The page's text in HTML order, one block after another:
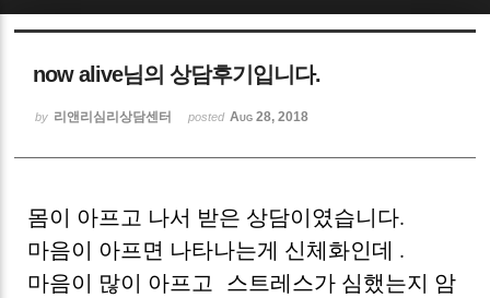
now alive님의 상담후기입니다.
by 리앤리심리상담센터 posted Aug 28, 2018
몸이 아프고 나서 받은 상담이였습니다.
마음이 아프면 나타나는게 신체화인데 .
마음이 많이 아프고 스트레스가 심했는지 암
Sketchbook5, 스케치북5
Sketchbook5, 스케치북5